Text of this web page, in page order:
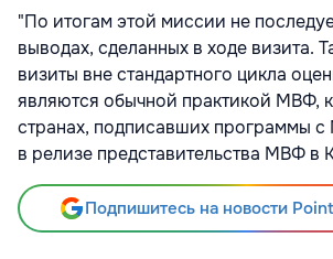
"По итогам этой миссии не
выводах, сделанных в ходе визита.
визиты вне стандартного цикла
являются обычной практикой МВФ,
странах, подписавших программы
в релизе представительства МВФ в
Подпишитесь на новости